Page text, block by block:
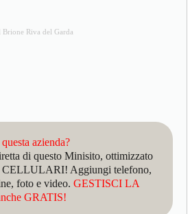
Brione Riva del Garda
azienda?
di questo Minisito, ottimizzato
Aggiungi telefono,
foto e video.GESTISCI LA
GRATIS!